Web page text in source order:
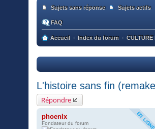
Sujets sans réponse Sujets actifs
FAQ
Accueil Index du forum CULTURE
L'histoire sans fin
Répondre
phoenlx
Fondateur du forum